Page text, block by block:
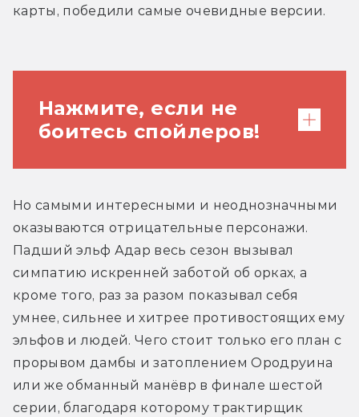
карты, победили самые очевидные версии.
Нажмите, если не
боитесь спойлеров!
Личность Халбранда проговорили
открытым текстом, а Незнакомец
оказался одним из волшебников-
истари. Его слова «доверься носу»
прямо намекают на конкретного
волшебника, но пока что его имя
авторы решили не раскрывать. А
вдруг это всего лишь обманка, и перед
нами не Гэндальф, а, скажем, один из
синих магов?
Но самыми интересными и неоднозначными
оказываются отрицательные персонажи.
Падший эльф Адар весь сезон вызывал
симпатию искренней заботой об орках, а
кроме того, раз за разом показывал себя
умнее, сильнее и хитрее противостоящих ему
эльфов и людей. Чего стоит только его план с
прорывом дамбы и затоплением Ородруина
или же обманный манёвр в финале шестой
серии, благодаря которому трактирщик